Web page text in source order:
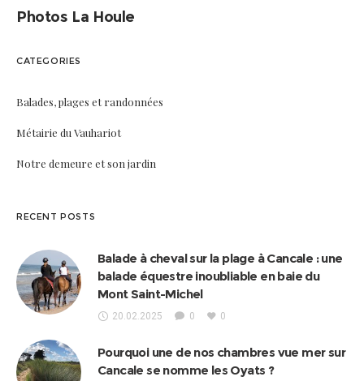
Photos La Houle
CATEGORIES
Balades, plages et randonnées
Métairie du Vauhariot
Notre demeure et son jardin
RECENT POSTS
Balade à cheval sur la plage à Cancale : une
balade équestre inoubliable en baie du
Mont Saint-Michel
20.02.2025 0 0
Pourquoi une de nos chambres vue mer sur
Cancale se nomme les Oyats ?